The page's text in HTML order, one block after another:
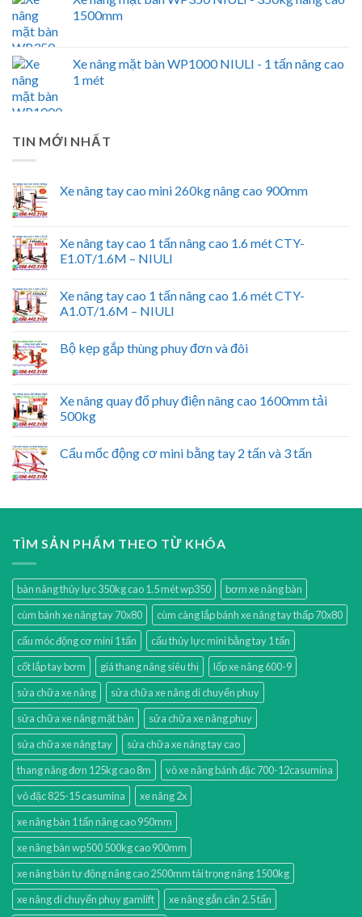
1500mm
Xe nâng mặt bàn WP1000 NIULI - 1 tấn nâng cao
1 mét
TIN MỚI NHẤT
Xe nâng tay cao mini 260kg nâng cao 900mm
Xe nâng tay cao 1 tấn nâng cao 1.6 mét CTY-
E1.0T/1.6M – NIULI
Xe nâng tay cao 1 tấn nâng cao 1.6 mét CTY-
A1.0T/1.6M – NIULI
Bộ kẹp gắp thùng phuy đơn và đôi
Xe nâng quay đổ phuy điện nâng cao 1600mm tải
500kg
Cẩu mốc động cơ mini bằng tay 2 tấn và 3 tấn
TÌM SẢN PHẨM THEO TỪ KHÓA
bàn nâng thủy lực 350kg cao 1.5 mét wp350
bơm xe nâng bàn
cùm bánh xe nâng tay 70x80
cùm càng lắp bánh xe nâng tay thấp 70x80
cẩu móc động cơ mini 1 tấn
cẩu thủy lực mini bằng tay 1 tấn
cốt lắp tay bơm
giá thang nâng siêu thị
lốp xe nâng 600-9
sửa chữa xe nâng
sửa chữa xe nâng di chuyển phuy
sửa chữa xe nâng mặt bàn
sửa chữa xe nâng phuy
sửa chữa xe nâng tay
sửa chữa xe nâng tay cao
thang nâng đơn 125kg cao 8m
vỏ xe nâng bánh đặc 700-12casumina
vỏ đặc 825-15 casumina
xe nâng 2x
xe nâng bàn 1 tấn nâng cao 950mm
xe nâng bàn wp500 500kg cao 900mm
xe nâng bán tự động nâng cao 2500mm tải trọng nâng 1500kg
xe nâng di chuyển phuy gamlift
xe nâng gắn cân 2.5 tấn